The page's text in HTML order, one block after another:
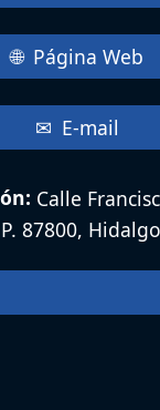
Página Web
E-mail
Calle
87800,